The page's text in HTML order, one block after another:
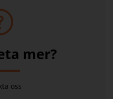
mer?
oss